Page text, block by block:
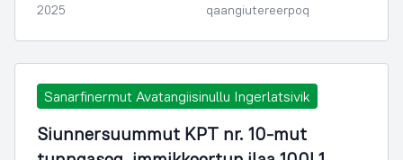
2025 qaangiutereerpoq
Sanarfinermut Avatangiisinullu Ingerlatsivik
Siunnersuummut KPT nr. 10-mut